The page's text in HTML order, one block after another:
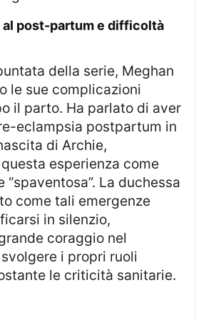
le sue complicazioni
il parto. Ha parlato di aver
eclampsia postpartum in
di Archie,
esperienza come
“spaventosa”. La duchessa
come tali emergenze
in silenzio,
coraggio nel
i propri ruoli
le criticità sanitarie.